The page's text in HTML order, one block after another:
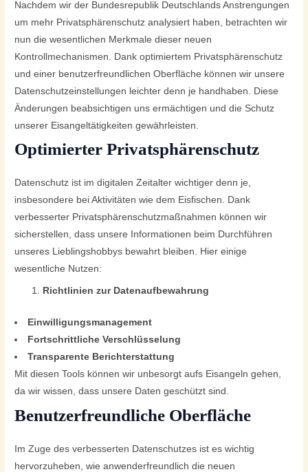
Nachdem wir der Bundesrepublik Deutschlands Anstrengungen
um mehr Privatsphärenschutz analysiert haben, betrachten wir
nun die wesentlichen Merkmale dieser neuen
Kontrollmechanismen. Dank optimiertem Privatsphärenschutz
und einer benutzerfreundlichen Oberfläche können wir unsere
Datenschutzeinstellungen leichter denn je handhaben. Diese
Änderungen beabsichtigen uns ermächtigen und die Schutz
unserer Eisangeltätigkeiten gewährleisten.
Optimierter Privatsphärenschutz
Datenschutz ist im digitalen Zeitalter wichtiger denn je,
insbesondere bei Aktivitäten wie dem Eisfischen. Dank
verbesserter Privatsphärenschutzmaßnahmen können wir
sicherstellen, dass unsere Informationen beim Durchführen
unseres Lieblingshobbys bewahrt bleiben. Hier einige
wesentliche Nutzen:
Richtlinien zur Datenaufbewahrung
Einwilligungsmanagement
Fortschrittliche Verschlüsselung
Transparente Berichterstattung
Mit diesen Tools können wir unbesorgt aufs Eisangeln gehen,
da wir wissen, dass unsere Daten geschützt sind.
Benutzerfreundliche Oberfläche
Im Zuge des verbesserten Datenschutzes ist es wichtig
hervorzuheben, wie anwenderfreundlich die neuen